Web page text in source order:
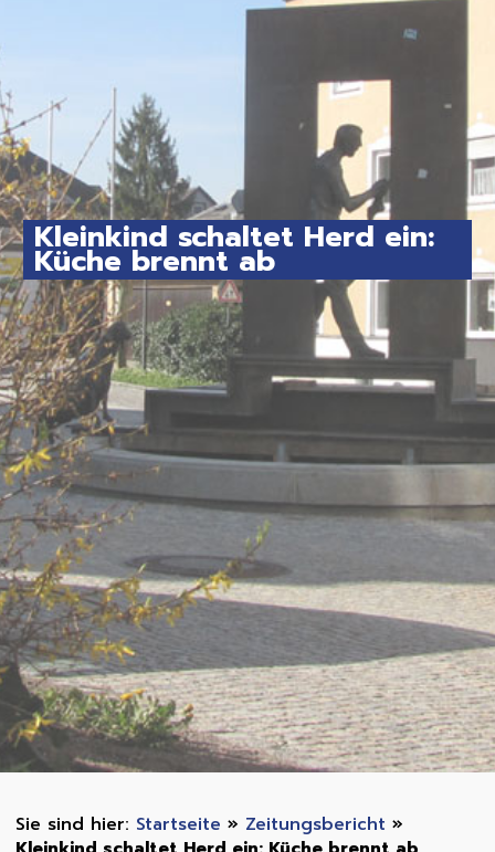
Kleinkind schaltet Herd ein:
Küche brennt ab
Startseite » Zeitungsbericht »